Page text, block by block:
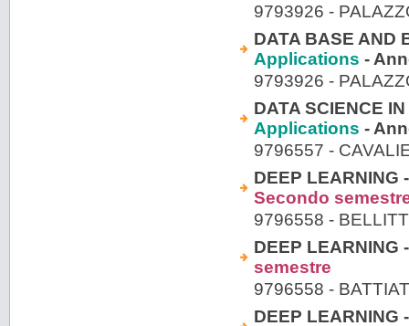
9793926 -
DATA BASE AND
Applications -
9793926 -
DATA SCIENCE
Applications -
9796557 -
DEEP LEARNING
Secondo
9796558 -
DEEP LEARNING
semestre
9796558 -
DEEP LEARNING